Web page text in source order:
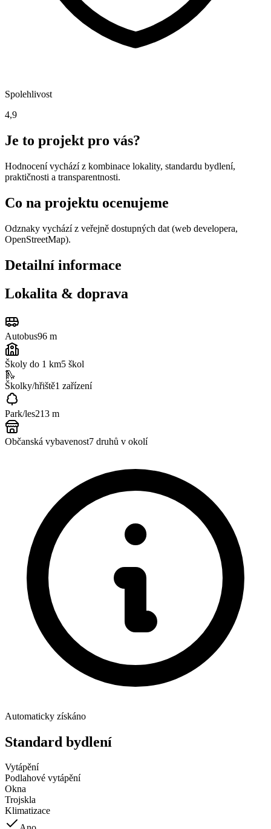
Spolehlivost
4,9
Je to projekt pro vás?
Hodnocení vychází z kombinace lokality, standardu bydlení,
praktičnosti a transparentnosti.
Co na projektu ocenujeme
Odznaky vychází z veřejně dostupných dat (web developera,
OpenStreetMap).
Detailní informace
Lokalita & doprava
Autobus96 m
Školy do 1 km5 škol
🛝
Školky/hřiště1 zařízení
Park/les213 m
Občanská vybavenost7 druhů v okolí
Automaticky získáno
Standard bydlení
Vytápění
Podlahové vytápění
Okna
Trojskla
Klimatizace